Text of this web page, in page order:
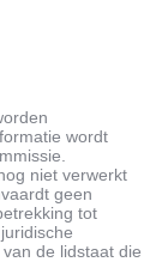
wordt
niet verwerkt
geen
tot
de lidstaat die